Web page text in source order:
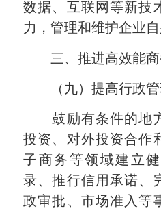
数据、互联网等新技
力，管理和维护企业自
三、推进高效能商
（九）提高行政管
鼓励有条件的地
投资、对外投资合作
子商务等领域建立
录、推行信用承诺、
政审批、市场准入等